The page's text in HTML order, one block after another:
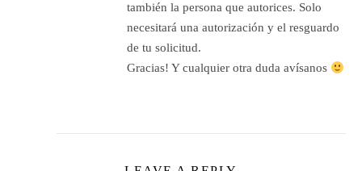
también la persona que autorices. Solo
necesitará una autorización y el resguardo
de tu solicitud.
Gracias! Y cualquier otra duda avísanos